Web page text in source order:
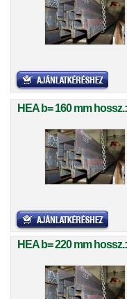
HEA b= 160 mm
HEA b= 220 mm